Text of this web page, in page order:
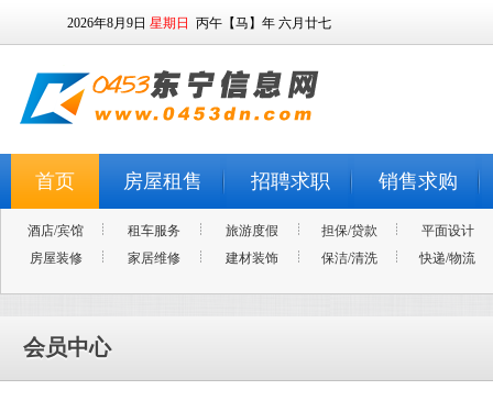
2026年8月9日 星期日 丙午【马】年 六月廿七
首页 房屋租售 招聘求职 销售求购
酒店/宾馆 租车服务 旅游度假 担保/贷款
平面设计
房屋装修
家居维修 建材装饰 保洁/清洗 快递/物流
会员中心